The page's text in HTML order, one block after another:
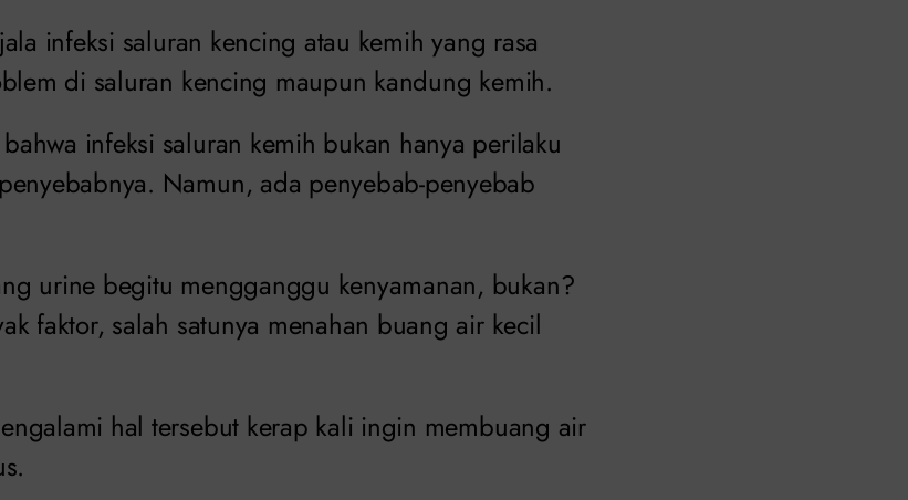
infeksi saluran kencing atau kemih yang rasa
di saluran kencing maupun kandung kemih.
infeksi saluran kemih bukan hanya perilaku
Namun, ada penyebab-penyebab
urine begitu mengganggu kenyamanan, bukan?
faktor, salah satunya menahan buang air kecil
hal tersebut kerap kali ingin membuang air